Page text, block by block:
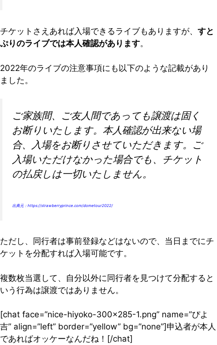
チケットさえあれば入場できるライブもありますが、 すと
ぷりのライブでは本人確認があります。
2022年のライブの注意事項にも以下のような記載があり
ました。
ご家族間、ご友人間であっても譲渡は固く
お断りいたします。本人確認が出来ない場
合、入場をお断りさせていただきます。ご
入場いただけなかった場合でも、チケット
の払戻しは一切いたしません。
出典元： https://strawberryprince.com/dometour2022/
ただし、同行者は事前登録などはないので、当日までにチ
ケットを分配すれば入場可能です。
複数枚当選して、自分以外に同行者を見つけて分配すると
いう行為は譲渡ではありません。
[chat face=”nice-hiyoko-300×285-1.png” name=”ぴよ
吉” align=”left” border=”yellow” bg=”none”]申込者が本人
であればオッケーなんだね！[/chat]